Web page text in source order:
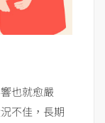
也就愈嚴
不佳，長期